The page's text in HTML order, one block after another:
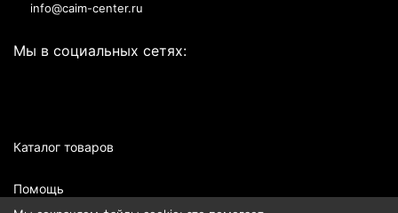
info@caim-center.ru
Мы в социальных сетях:
Каталог товаров
Помощь